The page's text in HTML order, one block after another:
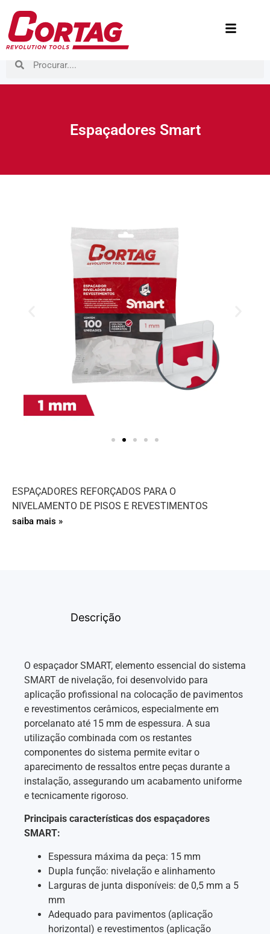
Espaçadores Smart
ESPAÇADORES REFORÇADOS PARA O
NIVELAMENTO DE PISOS E REVESTIMENTOS
saiba mais »
Descrição
O espaçador SMART, elemento essencial do sistema
SMART de nivelação, foi desenvolvido para
aplicação profissional na colocação de pavimentos
e revestimentos cerâmicos, especialmente em
porcelanato até 15 mm de espessura. A sua
utilização combinada com os restantes
componentes do sistema permite evitar o
aparecimento de ressaltos entre peças durante a
instalação, assegurando um acabamento uniforme
e tecnicamente rigoroso.
Principais características dos espaçadores
SMART:
Espessura máxima da peça: 15 mm
Dupla função: nivelação e alinhamento
Larguras de junta disponíveis: de 0,5 mm a 5
mm
Adequado para pavimentos (aplicação
horizontal) e revestimentos (aplicação